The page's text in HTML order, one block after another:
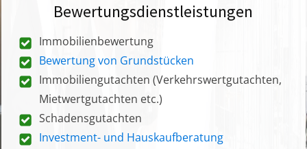
Bewertungsdienstleistungen
Immobilienbewertung
Bewertung von Grundstücken
Immobiliengutachten (Verkehrswertgutachten,
Mietwertgutachten etc.)
Schadensgutachten
Investment- und Hauskaufberatung